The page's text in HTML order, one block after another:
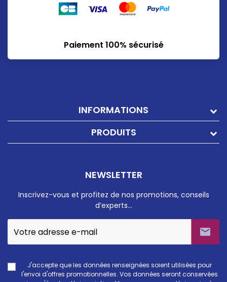
Paiement 100% sécurisé
INFORMATIONS
PRODUITS
NEWSLETTER
Inscrivez-vous et profitez de nos promotions, conseils
d’experts…

J'accepte que les données renseignées soient utilisées pour
l'envoi d'offres promotionnelles. Vos données seront conservées